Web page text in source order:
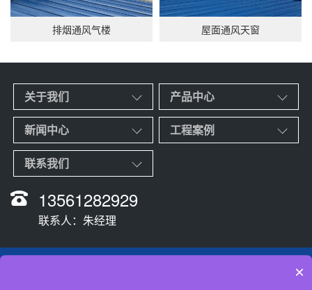
排烟通风气楼 屋面通风天窗
关于我们 产品中心
新闻中心 工程案例
联系我们
13561282929
联系人：朱经理
×